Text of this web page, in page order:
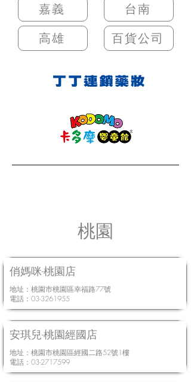
嘉義
高雄
台南
百貨公司
​桃園
俏媽咪-桃園店
地址：桃園市桃園區幸福路77號
電話：03-3261955
安琪兒-桃園經國店
地址：桃園市桃園區經國二路52號1樓
電話：03-2717599